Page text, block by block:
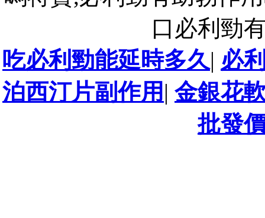
口必利勁
吃必利勁能延時多久| 必
泊西汀片副作用 | 金銀花
批發